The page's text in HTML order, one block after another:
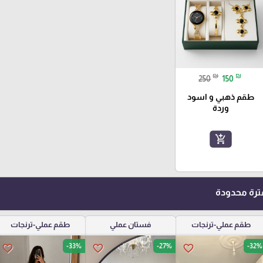
250 ₪ 150 ₪
طقم ذهبي و اسود
وردة
add_shopping_cart
محدودة
طقم عملي-ترنجات
favorite_border -32%
فستان عملي
favorite_border -27%
طقم عملي-ترنجات
favorite_border -33%